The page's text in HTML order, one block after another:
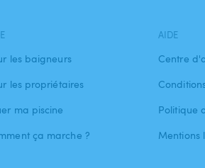
les baigneurs
les propriétaires
ma piscine
ça marche ?
AIDE
Centre
Politique
Mentions